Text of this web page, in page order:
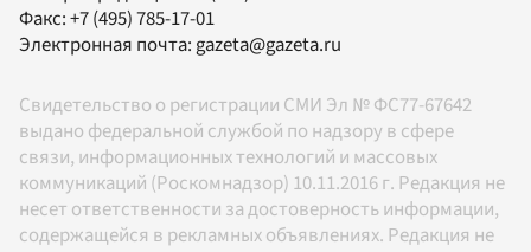
Факс:+7 (495) 785-17-01
Электронная почта:gazeta@gazeta.ru
Свидетельство о регистрации СМИ Эл № ФС77-67642
выдано федеральной службой по надзору в сфере
связи, информационных технологий и массовых
коммуникаций (Роскомнадзор) 10.11.2016 г. Редакция не
несет ответственности за достоверность информации,
содержащейся в рекламных объявлениях. Редакция не